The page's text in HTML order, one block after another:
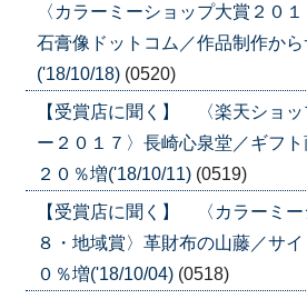
〈カラーミーショップ大賞２０
石膏像ドットコム／作品制作か
('18/10/18) (0520)
【受賞店に聞く】 〈楽天ショ
ー２０１７〉長崎心泉堂／ギフ
２０％増('18/10/11) (0519)
【受賞店に聞く】 〈カラーミー
８・地域賞〉革財布の山藤／サ
０％増('18/10/04) (0518)